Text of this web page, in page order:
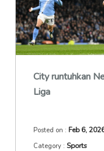
City runtuhkan
Liga
Posted on :Feb 6,
Category :Sports